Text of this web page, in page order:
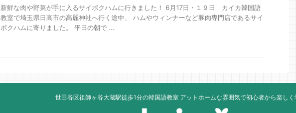
新鮮な肉や野菜が手に入るサイボクハムに行きました！ 6月17日・１９日 カイカ韓国語
教室で埼玉県日高市の高麗神社へ行く途中、 ハムやウィンナーなど豚肉専門店であるサイ
ボクハムに寄りました。 平日の朝で ...
世田谷区祖師ヶ谷大蔵駅徒歩1分の韓国語教室 アットホームな雰囲気で初心者から楽しく